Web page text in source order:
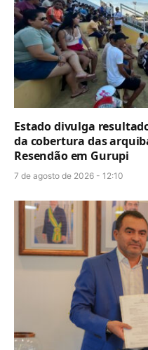
Estado divulga
da cobertura das
Resendão em Gurupi
7 de agosto de 2026 - 12:10